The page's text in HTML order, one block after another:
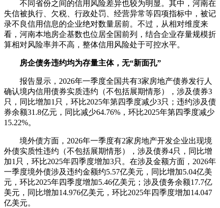
不同省份之间的信用风险差异也较为明显。其中，河南在
失信被执行、欠税、行政处罚、经营异常等四项指标中，被记
录不良信用信息的企业绝对数量居前。不过，从相对维度来
看，河南本地房企基数也位居全国前列，结合企业存量规模折
算相对风险率并不高，整体信用风险处于可控水平。
房企债务违约均为存量主体，无“新面孔”
报告显示，2026年一季度全国共有3家房地产债券发行人
确认境内信用债券实质违约（不包括展期情形），涉及债券3
只，同比增加1只，环比2025年第四季度减少3只；违约涉及债
券余额31.8亿元，同比减少64.76%，环比2025年第四季度减少
15.22%。
境外债方面，2026年一季度有2家房地产开发企业出现境
外债实质性违约（不包括展期情形），涉及债券4只，同比增
加1只，环比2025年四季度增加3只。在涉及金额方面，2026年
一季度境外债涉及违约金额约5.57亿美元，同比增加5.04亿美
元，环比2025年四季度增加5.46亿美元；涉及债务余额17.7亿
美元，同比增加14.976亿美元，环比2025年四季度增加14.047
亿美元。